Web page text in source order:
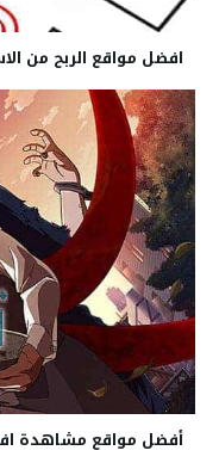
افضل مواقع الربح من
أفضل مواقع مشاهدة